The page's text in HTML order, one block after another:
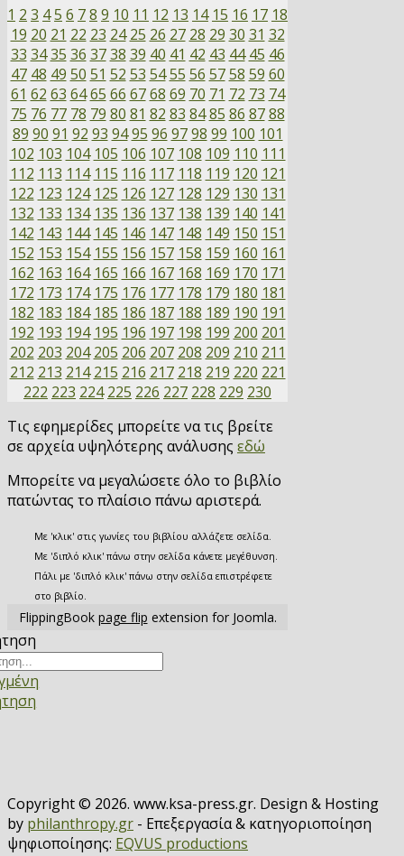
1 2 3 45 6 78 9 10 11 12 13 14 15 16 17 18
19 20 21 22 23 24 25 26 27 28 29 30 31 32
33 34 35 36 37 38 39 40 41 42 43 44 45 46
47 48 49 50 51 52 53 54 55 56 57 58 59 60
61 62 63 64 65 66 67 68 69 70 71 72 73 74
75 76 77 78 79 80 81 82 83 84 85 86 87 88
89 90 91 92 93 94 95 96 97 98 99 100 101
102 103 104 105 106 107 108 109 110 111
112 113 114 115 116 117 118 119 120 121
122 123 124 125 126 127 128 129 130 131
132 133 134 135 136 137 138 139 140 141
142 143 144 145 146 147 148 149 150 151
152 153 154 155 156 157 158 159 160 161
162 163 164 165 166 167 168 169 170 171
172 173 174 175 176 177 178 179 180 181
182 183 184 185 186 187 188 189 190 191
192 193 194 195 196 197 198 199 200 201
202 203 204 205 206 207 208 209 210 211
212 213 214 215 216 217 218 219 220 221
222 223 224 225 226 227 228 229 230
Τις εφημερίδες μπορείτε να τις βρείτε
σε αρχεία υψηλότερης ανάλυσης εδώ
Μπορείτε να μεγαλώσετε όλο το βιβλίο
πατώντας το πλαίσιο πάνω αριστερά.
Με 'κλικ' στις γωνίες του βιβλίου αλλάζετε σελίδα.
Με 'διπλό κλικ' πάνω στην σελίδα κάνετε μεγέθυνση.
Πάλι με 'διπλό κλικ' πάνω στην σελίδα επιστρέφετε
στο βιβλίο.
FlippingBook page flip extension for Joomla.
Copyright © 2026. www.ksa-press.gr. Design & Hosting
by philanthropy.gr - Επεξεργασία & κατηγοριοποίηση
ψηφιοποίησης: EQVUS productions